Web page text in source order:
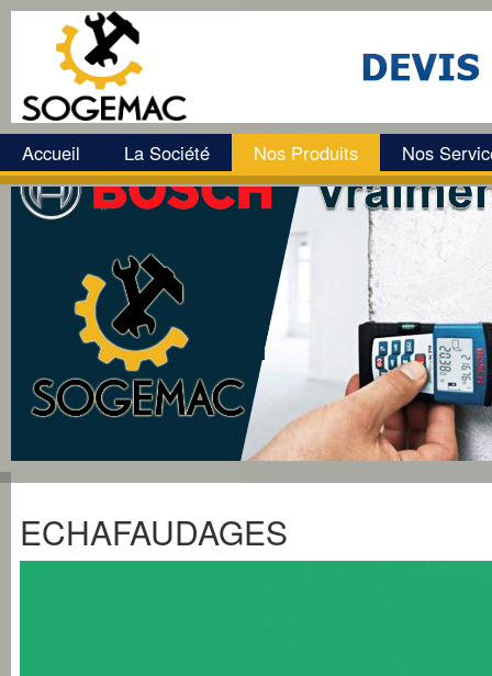
Accueil La Société Nos Produits Nos
ECHAFAUDAGES